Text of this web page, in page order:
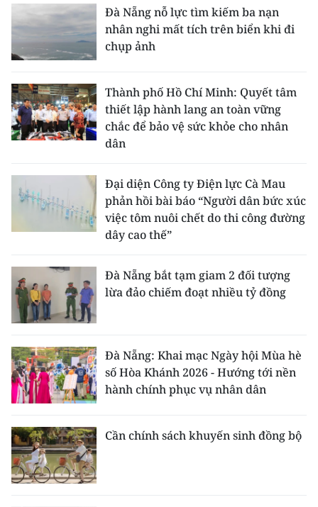
Đà Nẵng nỗ lực tìm kiếm ba nạn
nhân nghi mất tích trên biển khi đi
chụp ảnh
Thành phố Hồ Chí Minh: Quyết tâm
thiết lập hành lang an toàn vững
chắc để bảo vệ sức khỏe cho nhân
dân
Đại diện Công ty Điện lực Cà Mau
phản hồi bài báo “Người dân bức xúc
việc tôm nuôi chết do thi công đường
dây cao thế”
Đà Nẵng bắt tạm giam 2 đối tượng
lừa đảo chiếm đoạt nhiều tỷ đồng
Đà Nẵng: Khai mạc Ngày hội Mùa hè
số Hòa Khánh 2026 - Hướng tới nền
hành chính phục vụ nhân dân
Cần chính sách khuyến sinh đồng bộ